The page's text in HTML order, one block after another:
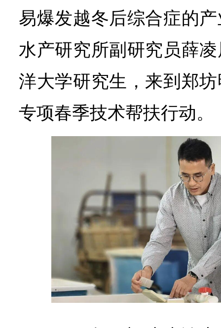
易爆发越冬后综合症的
水产研究所副研究员薛
洋大学研究生，来到郑
专项春季技术帮扶行动。